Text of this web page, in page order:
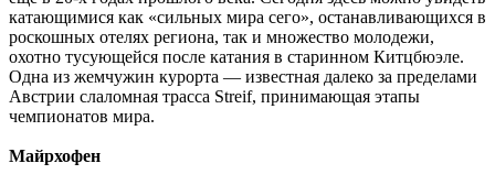
катающимися как «сильных мира сего», останавливающихся в
роскошных отелях региона, так и множество молодежи,
охотно тусующейся после катания в старинном Китцбюэле.
Одна из жемчужин курорта — известная далеко за пределами
Австрии слаломная трасса Streif, принимающая этапы
чемпионатов мира.
Майрхофен